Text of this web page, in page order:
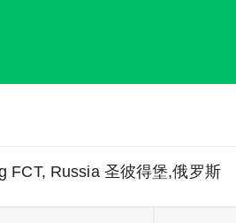
FCT, Russia 圣彼得堡,俄罗斯